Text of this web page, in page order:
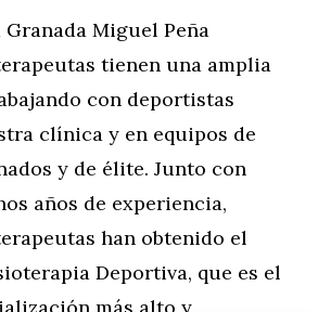
Miguel Peña
tienen una amplia
con deportistas
clínica y en equipos de
y de élite. Junto con
años de experiencia,
han obtenido el
Deportiva, que es el